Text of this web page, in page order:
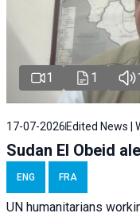
1 1
17-07-2026 Edited News |
Sudan El Obeid
ENG FRA
UN humanitarians